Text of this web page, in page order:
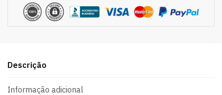
Descrição
Informação adicional